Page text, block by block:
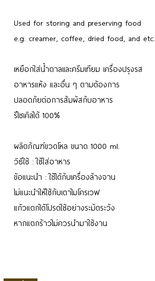
Used for storing and preserving food
e.g. creamer, coffee, dried food, and etc.
เหยือกใส่น้ำตาลเเละครีมเทียม เครื่องปรุงรส
อาหารแห้ง และอื่น ๆ ตามต้องการ
ปลอดภัยต่อการสัมผัสกับอาหาร
รีไซเคิลได้ 100%
ผลิตภัณฑ์ขวดโหล ขนาด 1000 ml.
วิธีใช้ : ใช้ใส่อาหาร
ข้อแนะนำ : ใช้ได้กับเครื่องล้างจาน
ไม่แนะนำให้ใช้กับเตาไมโครเวฟ
แก้วแตกได้โปรดใช้อย่างระมัดระวัง
หากแตกร้าวไม่ควรนำมาใช้งาน